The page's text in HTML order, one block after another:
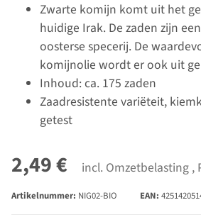
Zwarte komijn komt uit het
huidige Irak. De zaden zijn
oosterse specerij. De
komijnolie wordt er ook uit
Inhoud: ca. 175 zaden
Zaadresistente variëteit,
getest
2,49 € incl. Omzetbelasting ,
Artikelnummer: NIG02-BIO EAN: